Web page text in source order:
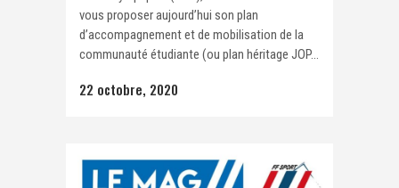
vous proposer aujourd’hui son plan
d’accompagnement et de mobilisation de la
communauté étudiante (ou plan héritage JOP...
22 octobre, 2020